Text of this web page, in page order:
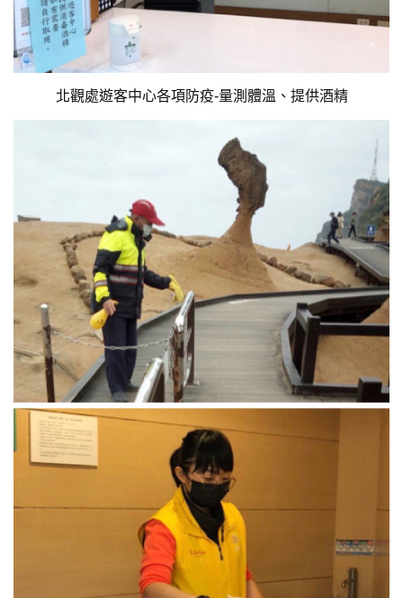
北觀處遊客中心各項防疫-量測體溫、提供酒精